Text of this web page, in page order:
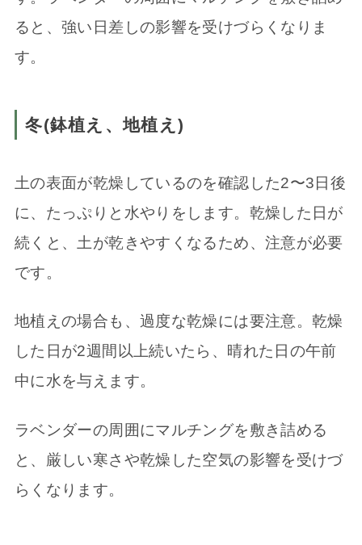
ると、強い日差しの影響を受けづらくなりま
す。
冬(鉢植え、地植え)
土の表面が乾燥しているのを確認した2〜3日後
に、たっぷりと水やりをします。乾燥した日が
続くと、土が乾きやすくなるため、注意が必要
です。
地植えの場合も、過度な乾燥には要注意。乾燥
した日が2週間以上続いたら、晴れた日の午前
中に水を与えます。
ラベンダーの周囲にマルチングを敷き詰める
と、厳しい寒さや乾燥した空気の影響を受けづ
らくなります。